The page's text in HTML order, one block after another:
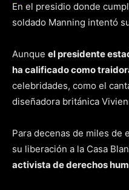
En el presidio donde
soldado Manning intentó
Aunque el presidente
ha calificado como
celebridades, como el
diseñadora británica
Para decenas de miles de
su liberación a la Casa
activista de derechos